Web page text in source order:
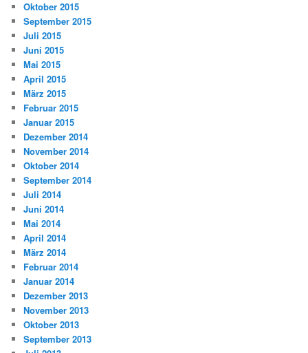
Oktober 2015
September 2015
Juli 2015
Juni 2015
Mai 2015
April 2015
März 2015
Februar 2015
Januar 2015
Dezember 2014
November 2014
Oktober 2014
September 2014
Juli 2014
Juni 2014
Mai 2014
April 2014
März 2014
Februar 2014
Januar 2014
Dezember 2013
November 2013
Oktober 2013
September 2013